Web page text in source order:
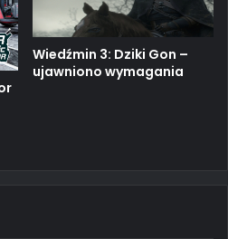
Wiedźmin 3: Dziki Gon –
ujawniono wymagania